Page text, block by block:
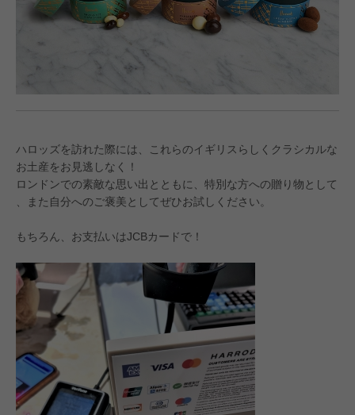
ハロッズを訪れた際には、これらのイギリスらしくクラシカルな
お土産をお見逃しなく！
ロンドンでの素敵な思い出とともに、特別な方への贈り物として
、また自分へのご褒美としてぜひお試しください。
もちろん、お支払いはJCBカードで！